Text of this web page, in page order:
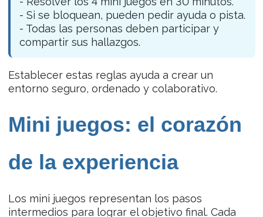
- Si se bloquean, pueden pedir ayuda o pista.
- Todas las personas deben participar y
compartir sus hallazgos.
Establecer estas reglas ayuda a crear un
entorno seguro, ordenado y colaborativo.
Mini juegos: el corazón
de la experiencia
Los mini juegos representan los pasos
intermedios para lograr el objetivo final. Cada